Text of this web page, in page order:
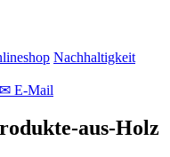
Nachhaltigkeit
✉ E-Mail
aus-Holz